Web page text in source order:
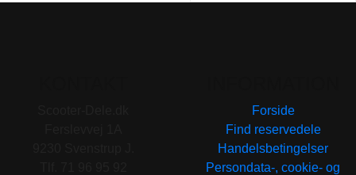
Forside
Find reservedele
Handelsbetingelser
Persondata-, cookie- og